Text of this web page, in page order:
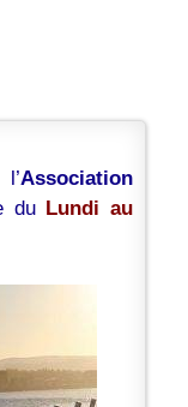
Association
du Lundi au